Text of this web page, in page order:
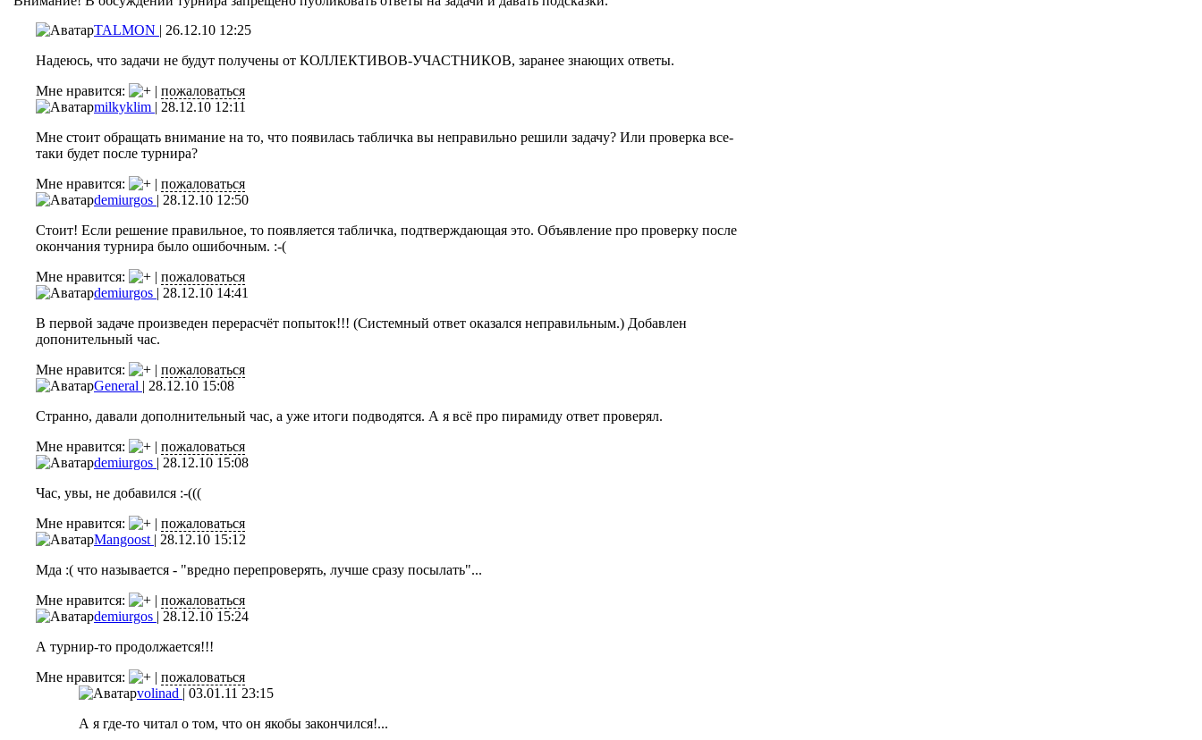
TALMON | 26.12.10 12:25
Надеюсь, что задачи не будут получены от КОЛЛЕКТИВОВ-УЧАСТНИКОВ, заранее знающих ответы.
Мне нравится:
| пожаловаться
milkyklim | 28.12.10 12:11
Мне стоит обращать внимание на то, что появилась табличка вы неправильно решили задачу? Или проверка все-
таки будет после турнира?
Мне нравится:
| пожаловаться
demiurgos | 28.12.10 12:50
Стоит! Если решение правильное, то появляется табличка, подтверждающая это. Объявление про проверку после
окончания турнира было ошибочным. :-(
Мне нравится:
| пожаловаться
demiurgos | 28.12.10 14:41
В первой задаче произведен перерасчёт попыток!!! (Системный ответ оказался неправильным.) Добавлен
допонительный час.
Мне нравится:
| пожаловаться
General | 28.12.10 15:08
Странно, давали дополнительный час, а уже итоги подводятся. А я всё про пирамиду ответ проверял.
Мне нравится:
| пожаловаться
demiurgos | 28.12.10 15:08
Час, увы, не добавился :-(((
Мне нравится:
| пожаловаться
Mangoost | 28.12.10 15:12
Мда :( что называется - "вредно перепроверять, лучше сразу посылать"...
Мне нравится:
| пожаловаться
demiurgos | 28.12.10 15:24
А турнир-то продолжается!!!
Мне нравится:
| пожаловаться
volinad | 03.01.11 23:15
А я где-то читал о том, что он якобы закончился!...